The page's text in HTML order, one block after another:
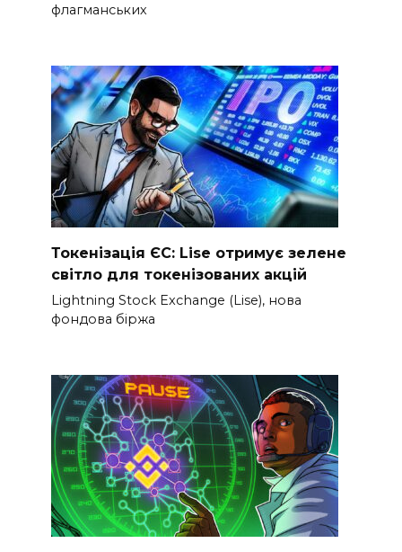
флагманських
Токенізація ЄС: Lise отримує зелене
світло для токенізованих акцій
Lightning Stock Exchange (Lise), нова
фондова біржа